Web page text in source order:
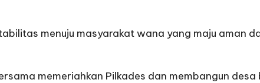
menuju masyarakat wana yang maju aman
memeriahkan Pilkades dan membangun